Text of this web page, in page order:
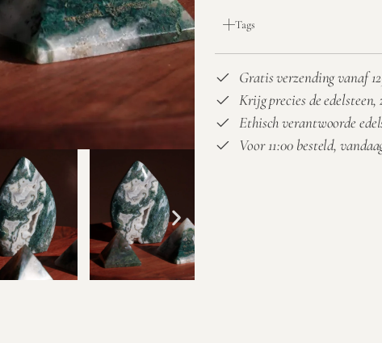
Tags
Gratis verzending vanaf
Krijg precies de edelsteen,
Ethisch verantwoorde
Voor 11:00 besteld,